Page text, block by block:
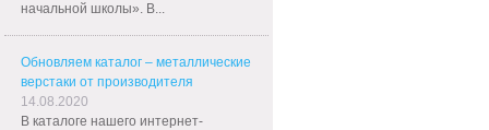
начальной школы». В...
Обновляем каталог – металлические
верстаки от производителя
14.08.2020
В каталоге нашего интернет-